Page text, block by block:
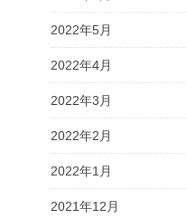
2022年5月
2022年4月
2022年3月
2022年2月
2022年1月
2021年12月